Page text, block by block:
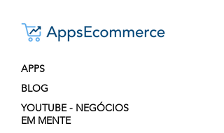
APPS
BLOG
YOUTUBE - NEGÓCIOS
EM MENTE